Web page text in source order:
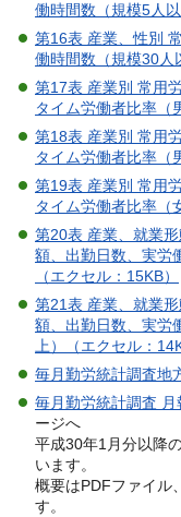
働時間数（規模5人
第16表 産業、性別
働時間数（規模30人
第17表 産業別 常用
タイム労働者比率（
第18表 産業別 常用
タイム労働者比率（
第19表 産業別 常用
タイム労働者比率（
第20表 産業、就業
額、出勤日数、実労
（エクセル：15KB）
第21表 産業、就業
額、出勤日数、実労
上）（エクセル：
毎月勤労統計調査地
毎月勤労統計調査 月
ージへ
平成30年1月分以降
います。
概要はPDFファイル
す。